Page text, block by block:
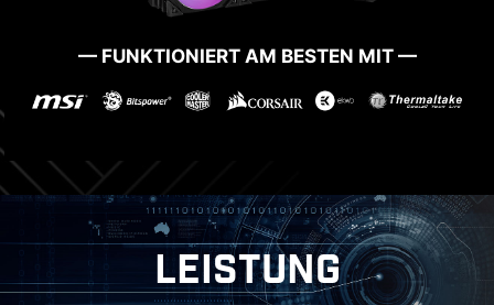
— FUNKTIONIERT AM BESTEN MIT —
erfolgreich zu starten.
LEISTUNG